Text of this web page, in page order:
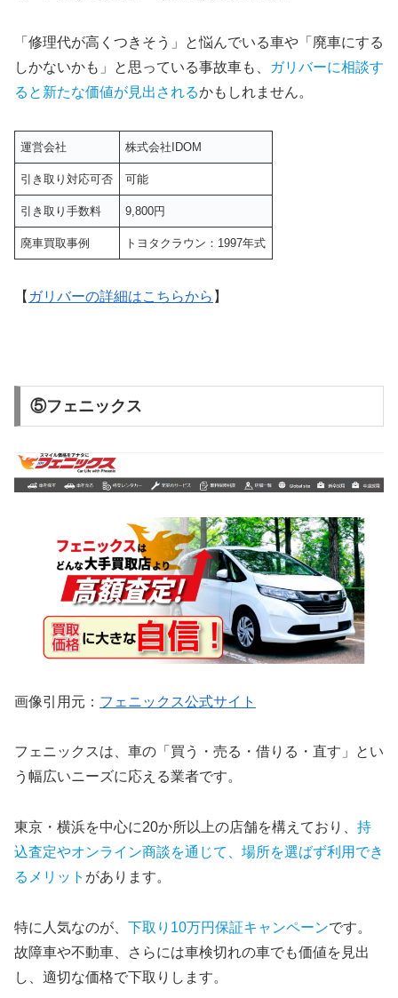
「修理代が高くつきそう」と悩んでいる車や「廃車にする
しかないかも」と思っている事故車も、
ガリバーに相談す
ると新たな価値が見出されるかもしれません。
運営会社 株式会社IDOM
引き取り対応可否 可能
引き取り手数料 9,800円
廃車買取事例 トヨタクラウン：1997年式
【 ガリバーの詳細はこちらから 】
⑤フェニックス
画像引用元： フェニックス公式サイト
フェニックスは、車の「買う・売る・借りる・直す」とい
う幅広いニーズに応える業者です。
東京・横浜を中心に20か所以上の店舗を構えており、 持
込査定やオンライン商談を通じて、場所を選ばず利用でき
るメリット があります。
特に人気なのが、 下取り10万円保証キャンペーンです。
故障車や不動車、さらには車検切れの車でも価値を見出
し、適切な価格で下取りします。